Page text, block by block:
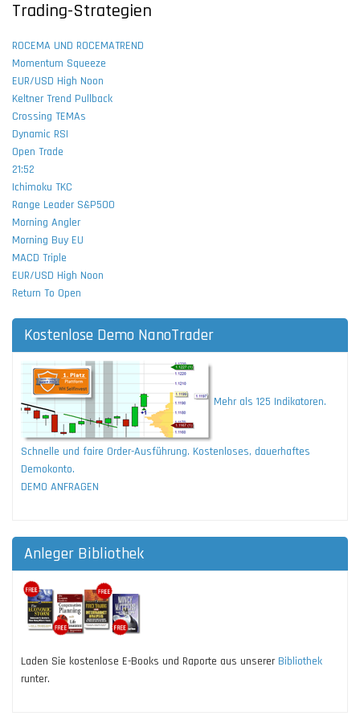
Trading-Strategien
ROCEMA UND ROCEMATREND
Momentum Squeeze
EUR/USD High Noon
Keltner Trend Pullback
Crossing TEMAs
Dynamic RSI
Open Trade
21:52
Ichimoku TKC
Range Leader S&P500
Morning Angler
Morning Buy EU
MACD Triple
EUR/USD High Noon
Return To Open
Kostenlose Demo NanoTrader
Mehr als 125 Indikatoren.
Schnelle und faire Order-Ausführung. Kostenloses, dauerhaftes
Demokonto.
DEMO ANFRAGEN
Anleger Bibliothek
Laden Sie kostenlose E-Books und Raporte aus unserer Bibliothek
runter.